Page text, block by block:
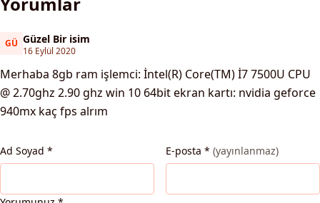
GÜGüzel Bir isim
Güzel Bir isim
16 Eylül 2020
Merhaba 8gb ram işlemci: İntel(R) Core(TM) İ7 7500U CPU
@ 2.70ghz 2.90 ghz win 10 64bit ekran kartı: nvidia geforce
940mx kaç fps alrım
Ad Soyad * E-posta * (yayınlanmaz)